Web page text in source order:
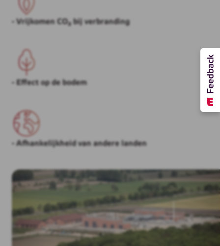
- Vrijkomen CO₂ bij verbranding
- Effect op de bodem
- Afhankelijkheid van andere landen